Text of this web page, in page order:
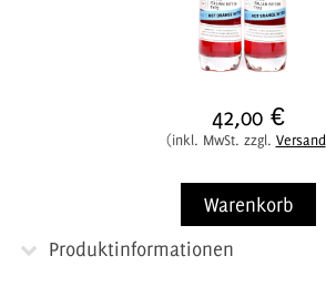
42,00 €
(inkl. MwSt. zzgl. Versand
Warenkorb
Produktinformationen